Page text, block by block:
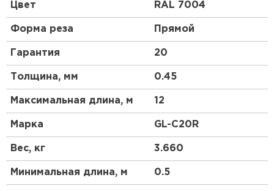
материал для частного коттеджного
Цвет RAL 7004
Форма реза Прямой
Гарантия 20
Толщина, мм 0.45
Максимальная длина, м 12
Марка GL-С20R
Вес, кг 3.660
Минимальная длина, м 0.5